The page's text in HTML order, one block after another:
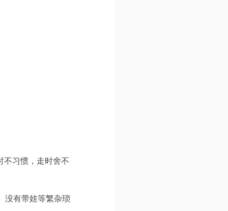
不习惯，走时舍不
没有带娃等繁杂琐